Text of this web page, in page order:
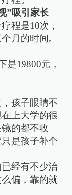
”吸引家长
程是10次，
月的时间。
是19800元，
孩子眼睛不
上大学的很
的都不收
是孩子补个
经有不少治
偏，靠的就